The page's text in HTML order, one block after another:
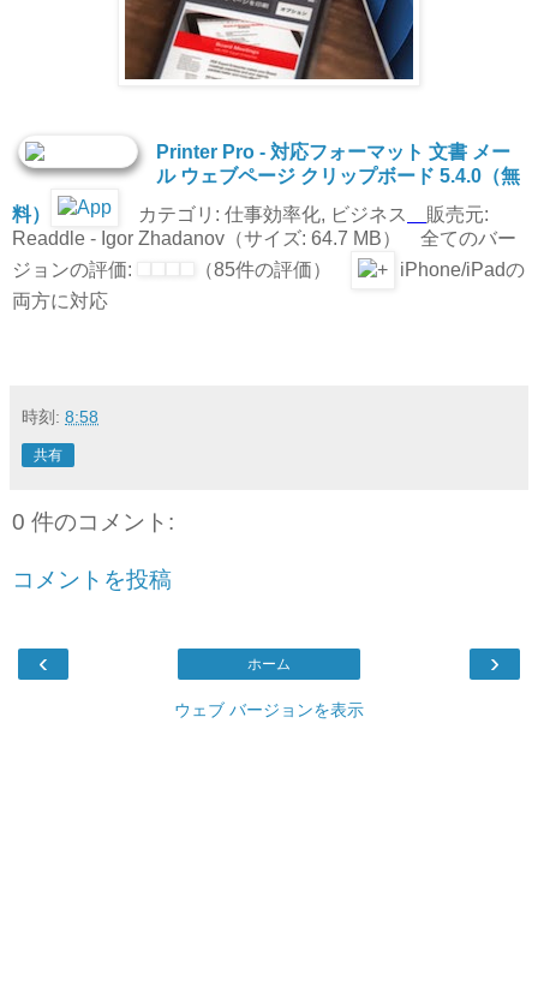
Printer Pro - 対応フォーマット 文書 メー
ル ウェブページ クリップボード 5.4.0（無
料）
カテゴリ: 仕事効率化, ビジネス
販売元:
Readdle - Igor Zhadanov（サイズ: 64.7 MB） 全てのバー
ジョンの評価:
（85件の評価）
iPhone/iPadの
両方に対応
時刻: 8:58
共有
0 件のコメント:
コメントを投稿
‹ ›
ホーム
ウェブ バージョンを表示